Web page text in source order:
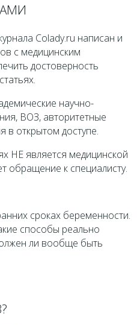
Colady.ru написан и
с медицинским
достоверность
научно-
ВОЗ, авторитетные
в открытом доступе.
НЕ является медицинской
обращение к специалисту.
сроках беременности.
способы реально
ли вообще быть